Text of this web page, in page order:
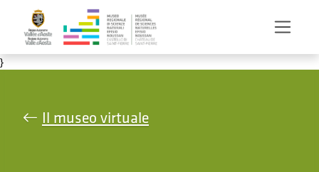
Salta al contenuto principale
}
Il museo virtuale